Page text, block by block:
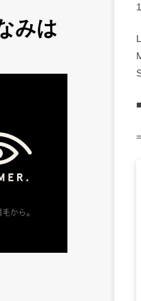
みは
■